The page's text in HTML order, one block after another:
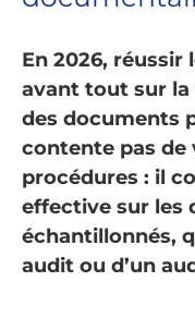
En 2026, réussir
avant tout sur
des documents
contente pas de
procédures : il
effective sur les
échantillonnés,
audit ou d’un